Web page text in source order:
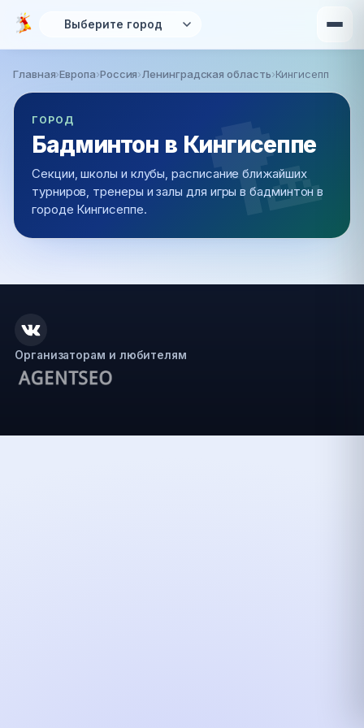
Перейти к основному содержанию
Вы здесь
Главная›Европа›Россия›Ленинградская область›Кингисепп
ГОРОД
Бадминтон в Кингисеппе
Секции, школы и клубы, расписание ближайших
турниров, тренеры и залы для игры в бадминтон в
городе Кингисеппе.
Организаторам и любителям